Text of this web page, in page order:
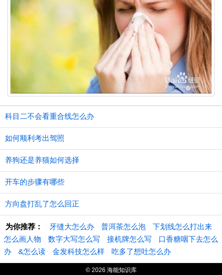
科目二不会看重合线怎么办
如何顺利考出驾照
养狗还是养猫如何选择
开车的步骤有哪些
方向盘打乱了怎么回正
为你推荐： 牙缝大怎么办 普洱茶怎么泡
下划线怎么打出来
怎么画人物
数字大写怎么写 接机牌怎么写
口香糖咽下去怎么
办
&怎么读 金发科技怎么样 吃多了想吐怎么办
© 2026 海能知识库